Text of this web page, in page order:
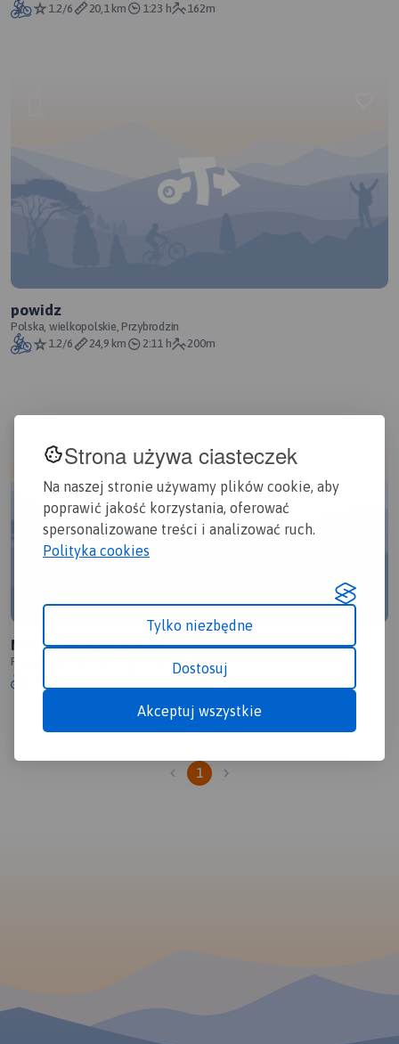
Strona używa ciasteczek
Na naszej stronie używamy plików cookie, aby
poprawić jakość korzystania, oferować
spersonalizowane treści i analizować ruch.
Polityka cookies
Tylko niezbędne
Dostosuj
Akceptuj wszystkie
1.2/6
20,1 km 1:23 h 162m
powidz
Polska, wielkopolskie, Przybrodzin
1.2/6
24,9 km 2:11 h 200m
Nowa trasa2013/7/20 18:17
Polska, wielkopolskie, Kamionki
1